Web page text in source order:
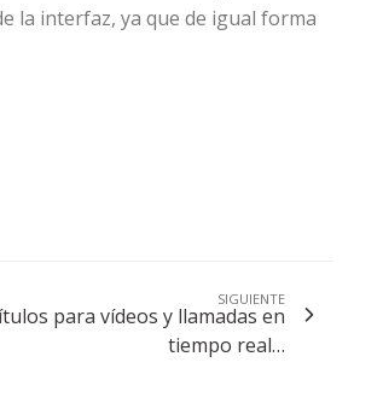
la interfaz, ya que de igual forma
SIGUIENTE
para vídeos y llamadas en
tiempo real…